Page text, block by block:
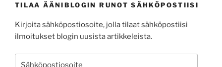
TILAA ÄÄNIBLOGIN RUNOT SÄHKÖPOSTIISI
Kirjoita sähköpostiosoite, jolla tilaat sähköpostiisi
ilmoitukset blogin uusista artikkeleista.